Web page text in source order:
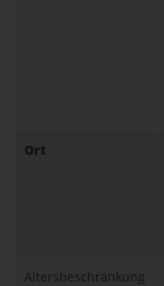
Ort
Altersbeschränkung